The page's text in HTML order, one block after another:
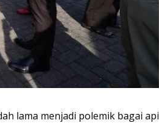
lama menjadi polemik bagai api